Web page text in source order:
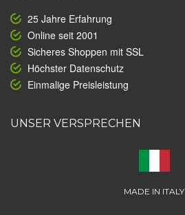
25 Jahre Erfahrung
Online seit 2001
Sicheres Shoppen mit SSL
Höchster Datenschutz
Einmalige Preisleistung
UNSER VERSPRECHEN
MADE IN ITALY